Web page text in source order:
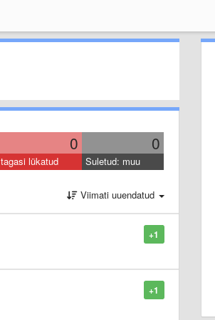
0 0
tagasi lükatud Suletud: muu
Viimati uuendatud
+1
+1